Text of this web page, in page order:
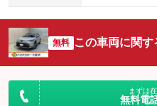
無料 この車両に関
まずは
無料電